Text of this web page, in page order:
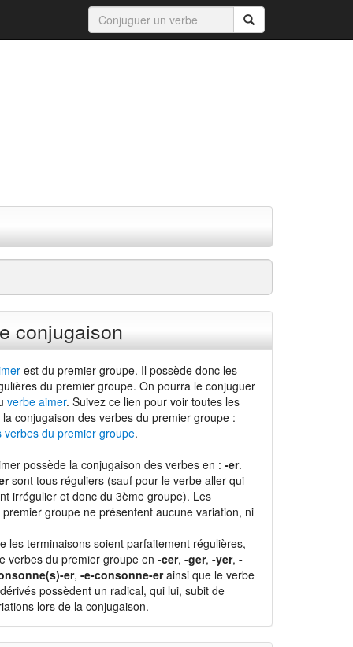
conjugaison
est du premier groupe. Il possède donc les
du premier groupe. On pourra le conjuguer
verbe aimer. Suivez ce lien pour voir toutes les
conjugaison des verbes du premier groupe :
verbes du premier groupe.
possède la conjugaison des verbes en : -er.
sont tous réguliers (sauf pour le verbe aller qui
irrégulier et donc du 3ème groupe). Les
groupe ne présentent aucune variation, ni
les terminaisons soient parfaitement régulières,
verbes du premier groupe en -cer, -ger, -yer, -
er, -e-consonne-erainsi que le verbe
possèdent un radical, qui lui, subit de
lors de la conjugaison.